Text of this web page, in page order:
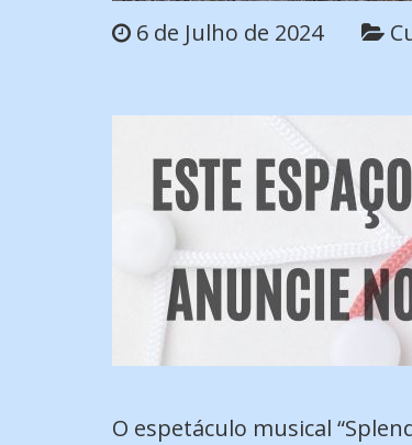
6 de Julho de 2024
O espetáculo musical